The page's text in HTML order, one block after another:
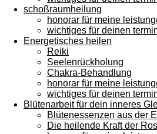
schoßraumheilung
honorar für meine
wichtiges für deinen
Energetisches heilen
Reiki
Seelenrückholung
Chakra-Behandlung
honorar für meine
wichtiges für deinen
Blütenarbeit für dein inneres
Blütenessenzen aus der
Die heilende Kraft der